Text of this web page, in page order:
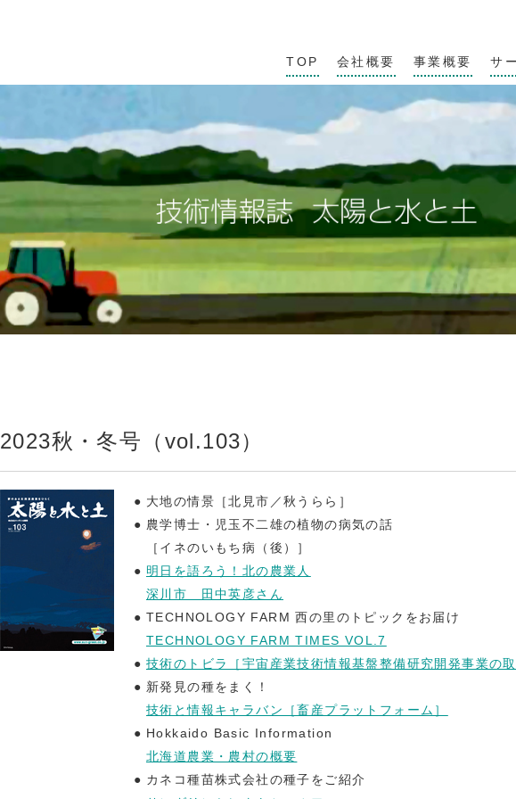
TOP 会社概要 事業概要 サ
2023秋・冬号（vol.103）
大地の情景［北見市／秋うらら］
農学博士・児玉不二雄の植物の病気の話
［イネのいもち病（後）］
明日を語ろう！北の農業人
深川市 田中英彦さん
TECHNOLOGY FARM 西の里のトピックをお届け
TECHNOLOGY FARM TIMES VOL.7
技術のトビラ［宇宙産業技術情報基盤整備研究開発事業の取
新発見の種をまく！
技術と情報キャラバン［畜産プラットフォーム］
Hokkaido Basic Information
北海道農業・農村の概要
カネコ種苗株式会社の種子をご紹介